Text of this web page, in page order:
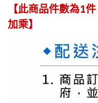
【此商品件數為1
加乘】